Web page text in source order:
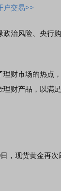
户交易>>
治风险、央行
财市场的热点
财产品，以满
现货黄金再次